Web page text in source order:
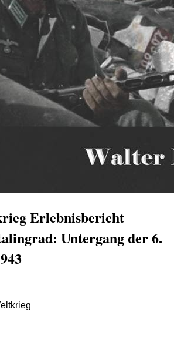
Erlebnisbericht
Untergang der 6.